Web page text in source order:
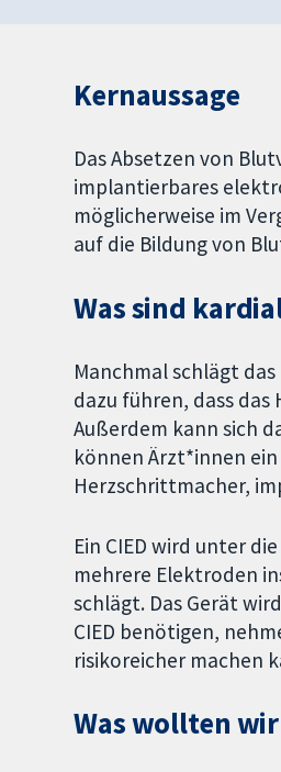
Kernaussage
Das Absetzen von
implantierbares
möglicherweise im
auf die Bildung von
Was sind
Manchmal schlägt
dazu führen, dass
Außerdem kann sich
können Ärzt*innen
Herzschrittmacher,
Ein CIED wird unter
mehrere Elektroden
schlägt. Das Gerät
CIED benötigen,
risikoreicher machen
Was wollten